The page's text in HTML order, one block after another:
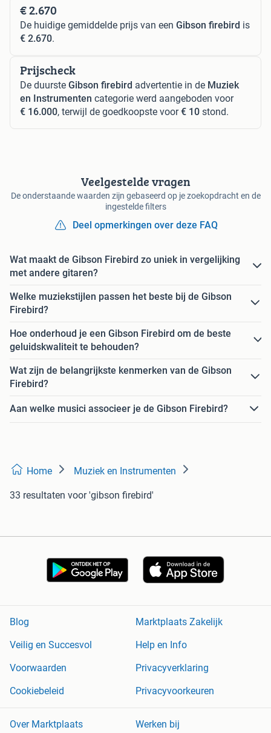
€ 2.670
De huidige gemiddelde prijs van een Gibson firebird is
€ 2.670.
Prijscheck
De duurste Gibson firebird advertentie in de Muziek
en Instrumenten categorie werd aangeboden voor
€ 16.000, terwijl de goedkoopste voor€ 10 stond.
Veelgestelde vragen
De onderstaande waarden zijn gebaseerd op je zoekopdracht en de
ingestelde filters
Deel opmerkingen over deze FAQ
Wat maakt de Gibson Firebird zo uniek in vergelijking
met andere gitaren?
Welke muziekstijlen passen het beste bij de Gibson
Firebird?
Hoe onderhoud je een Gibson Firebird om de beste
geluidskwaliteit te behouden?
Wat zijn de belangrijkste kenmerken van de Gibson
Firebird?
Aan welke musici associeer je de Gibson Firebird?
Home Muziek en Instrumenten
33 resultaten voor 'gibson firebird'
Blog
Marktplaats Zakelijk
Veilig en Succesvol
Help en Info
Voorwaarden
Privacyverklaring
Cookiebeleid
Privacyvoorkeuren
Over Marktplaats Werken bij